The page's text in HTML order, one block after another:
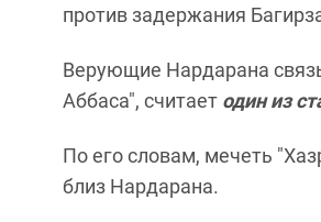
против задержания
Верующие Нардарана
Аббаса", считает один из
По его словам, мечеть
близ Нардарана.